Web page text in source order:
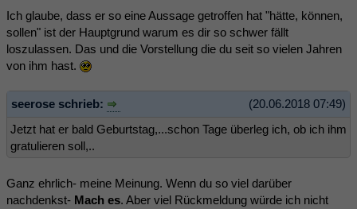
Ich glaube, dass er so eine Aussage getroffen hat "hätte, können,
sollen" ist der Hauptgrund warum es dir so schwer fällt
loszulassen. Das und die Vorstellung die du seit so vielen Jahren
von ihm hast.
(20.06.2018 07:49)
seerose schrieb:
Jetzt hat er bald Geburtstag,...schon Tage überleg ich, ob ich ihm
gratulieren soll,..
Ganz ehrlich- meine Meinung. Wenn du so viel darüber
nachdenkst- Mach es. Aber viel Rückmeldung würde ich nicht